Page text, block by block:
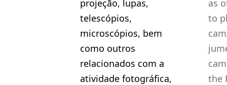
projeção, lupas,
telescópios,
microscópios, bem
como outros
relacionados com a
atividade fotográfica,
as
to
the